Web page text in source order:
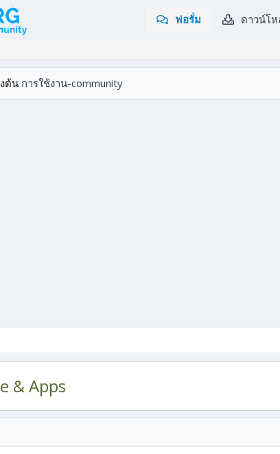
ฟอรั่ม ดาวน์โ
ต้น การใช้งาน-community
& Apps